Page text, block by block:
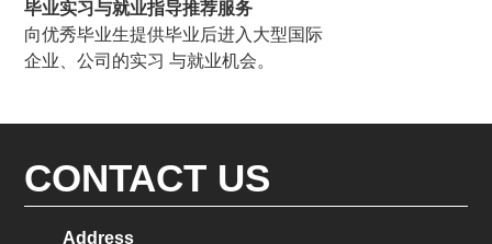
毕业实习与就业指导推荐服务
向优秀毕业生提供毕业后进入大型国际
企业、公司的实习 与就业机会。
CONTACT US
Address